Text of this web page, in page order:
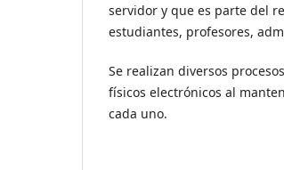
servidor y que es parte del
estudiantes, profesores,
Se realizan diversos
físicos electrónicos al
cada uno.